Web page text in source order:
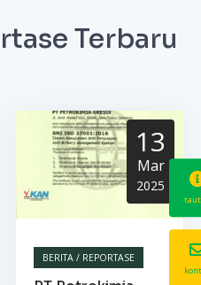
Terbaru
13
Mar
2025
BERITA / REPORTASE